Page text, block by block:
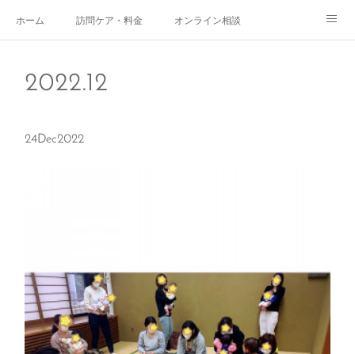
ホーム 訪問ケア・料金 オンライン相談
2022.12
24Dec2022